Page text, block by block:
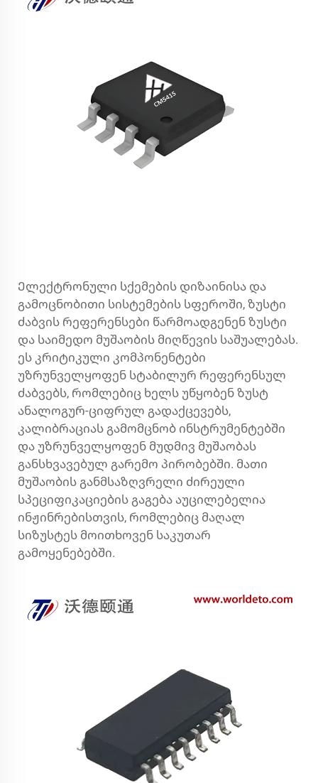
Ელექტრონული სქემების დიზაინისა და
გამოცნობითი სისტემების სფეროში, ზუსტი
ძაბვის რეფერენსები წარმოადგენენ ზუსტი
და საიმედო მუშაობის მიღწევის საშუალებას.
ეს კრიტიკული კომპონენტები
უზრუნველყოფენ სტაბილურ რეფერენსულ
ძაბვებს, რომლებიც ხელს უწყობენ ზუსტ
ანალოგურ-ციფრულ გადაქცევებს,
კალიბრაციას გამომცნობ ინსტრუმენტებში
და უზრუნველყოფენ მუდმივ მუშაობას
განსხვავებულ გარემო პირობებში. მათი
მუშაობის განმსაზღვრელი ძირეული
სპეციფიკაციების გაგება აუცილებელია
ინჟინრებისთვის, რომლებიც მაღალ
სიზუსტეს მოითხოვენ საკუთარ
გამოყენებებში.